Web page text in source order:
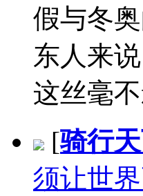
假与冬
东人来
这丝毫
[骑行
须让世